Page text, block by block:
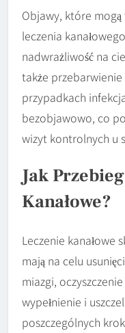
Objawy, które mogą
leczenia
nadwrażliwość na
także
przypadkach
bezobjawowo, co
wizyt kontrolnych u
Jak
Kanałowe?
Leczenie kanałowe
mają na celu
miazgi,
wypełnienie i
poszczególnych